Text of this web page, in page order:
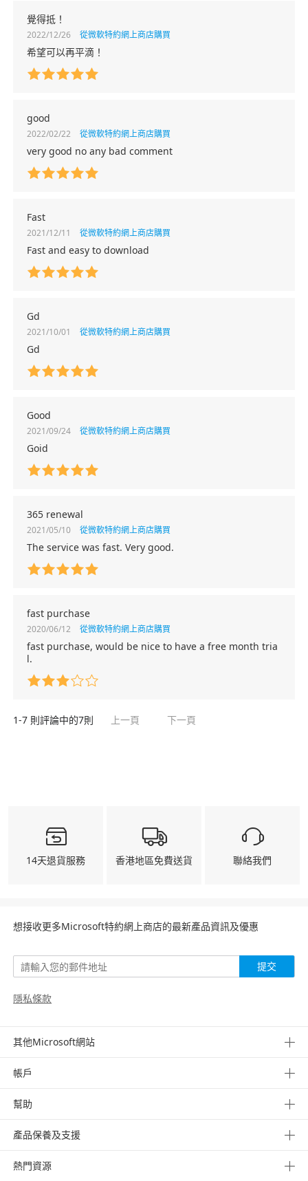
覺得抵！
2022/12/26 從微軟特約網上商店購買
希望可以再平滴！
good
2022/02/22 從微軟特約網上商店購買
very good no any bad comment
Fast
2021/12/11 從微軟特約網上商店購買
Fast and easy to download
Gd
2021/10/01 從微軟特約網上商店購買
Gd
Good
2021/09/24 從微軟特約網上商店購買
Goid
365 renewal
2021/05/10 從微軟特約網上商店購買
The service was fast. Very good.
fast purchase
2020/06/12 從微軟特約網上商店購買
fast purchase, would be nice to have a free month tria
l.
1-7 則評論中的7則 上一頁 下一頁
14天退貨服務 香港地區免費送貨 聯絡我們
想接收更多Microsoft特約網上商店的最新產品資訊及優惠
提交
隱私條款
其他Microsoft網站
帳戶
幫助
產品保養及支援
熱門資源